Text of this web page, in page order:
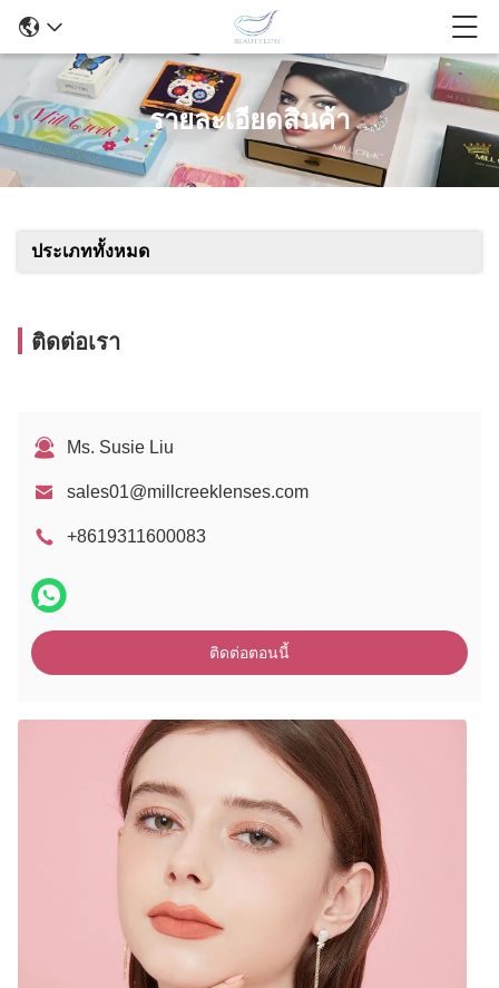
รายละเอียดสินค้า
ประเภททั้งหมด
ติดต่อเรา
Ms. Susie Liu
sales01@millcreeklenses.com
+8619311600083
ติดต่อตอนนี้